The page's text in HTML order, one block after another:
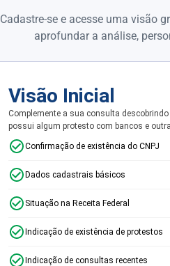
Cadastre-se e acesse uma visão
aprofundar a análise,
Visão Inicial
Complemente a sua consulta descobrindo
possui algum protesto com bancos e
Confirmação de existência do CNPJ
Dados cadastrais básicos
Situação na Receita Federal
Indicação de existência de protestos
Indicação de consultas recentes